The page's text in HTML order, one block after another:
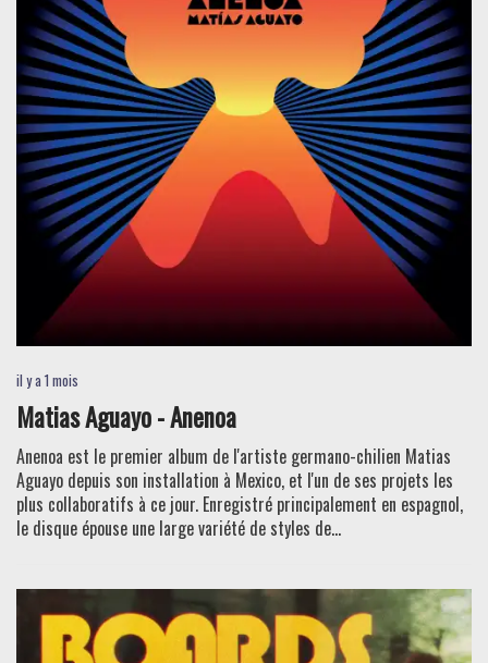
il y a 1 mois
Matias Aguayo - Anenoa
Anenoa est le premier album de l'artiste germano-chilien Matias
Aguayo depuis son installation à Mexico, et l'un de ses projets les
plus collaboratifs à ce jour. Enregistré principalement en espagnol,
le disque épouse une large variété de styles de...